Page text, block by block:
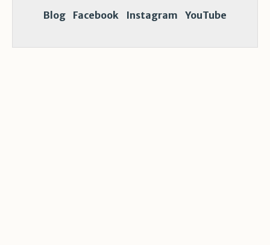
Blog Facebook Instagram YouTube